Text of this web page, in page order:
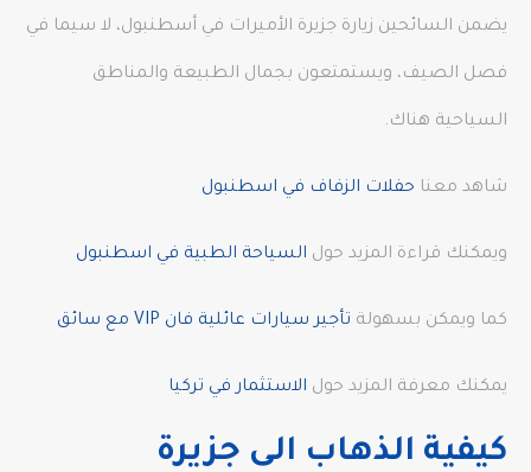
يضمن السائحين زيارة جزيرة الأميرات في أسطنبول، لا سيما في
فصل الصيف، ويستمتعون بجمال الطبيعة والمناطق
السياحية هناك.
شاهد معنا حفلات الزفاف في اسطنبول
ويمكنك قراءة المزيد حول السياحة الطبية في اسطنبول
كما ويمكن بسهولة تأجير سيارات عائلية فان VIP مع سائق
يمكنك معرفة المزيد حول الاستثمار في تركيا
كيفية الذهاب الى جزيرة